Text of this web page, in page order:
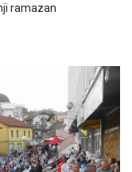
ramazan